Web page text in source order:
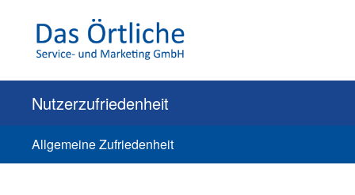
Nutzerzufriedenheit
Allgemeine Zufriedenheit